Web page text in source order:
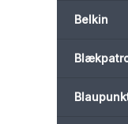
Belkin